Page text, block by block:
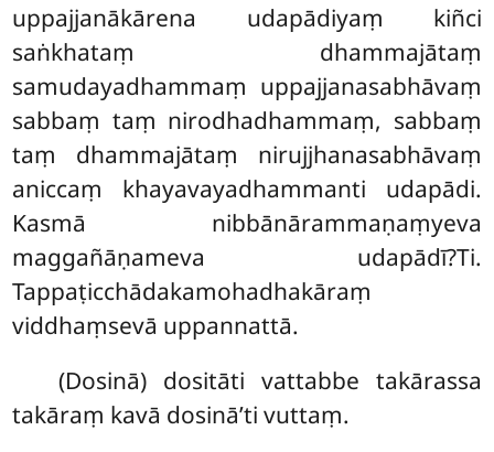
uppajjanākārena udapādiyaṃ kiñci
saṅkhataṃ dhammajātaṃ
samudayadhammaṃ uppajjanasabhāvaṃ
sabbaṃ taṃ nirodhadhammaṃ, sabbaṃ
taṃ dhammajātaṃ nirujjhanasabhāvaṃ
aniccaṃ khayavayadhammanti udapādi.
Kasmā nibbānārammaṇaṃyeva
maggañāṇameva udapādī?Ti.
Tappaṭicchādakamohadhakāraṃ
viddhaṃsevā uppannattā.
(Dosinā) dositāti vattabbe takārassa
takāraṃ kavā dosinā’ti vuttaṃ.